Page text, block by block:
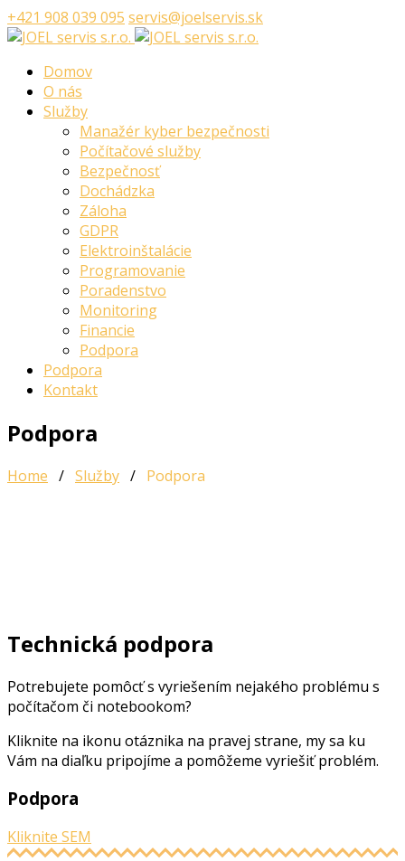
+421 908 039 095 servis@joelservis.sk
Domov
O nás
Služby
Manažér kyber bezpečnosti
Počítačové služby
Bezpečnosť
Dochádzka
Záloha
GDPR
Elektroinštalácie
Programovanie
Poradenstvo
Monitoring
Financie
Podpora
Podpora
Kontakt
Podpora
Home / Služby / Podpora
Technická podpora
Potrebujete pomôcť s vyriešením nejakého problému s
počítačom či notebookom?
Kliknite na ikonu otáznika na pravej strane, my sa ku
Vám na diaľku pripojíme a pomôžeme vyriešiť problém.
Podpora
Kliknite SEM